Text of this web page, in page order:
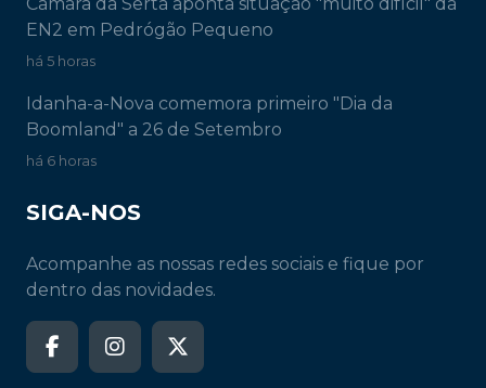
EN2 em Pedrógão Pequeno
há 5 horas
Idanha-a-Nova comemora primeiro "Dia da
Boomland" a 26 de Setembro
há 6 horas
SIGA-NOS
Acompanhe as nossas redes sociais e fique por
dentro das novidades.